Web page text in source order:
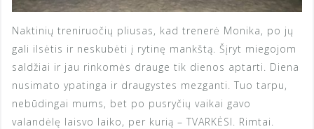
Naktinių treniruočių pliusas, kad trenerė Monika, po jų
gali ilsėtis ir neskubėti į rytinę mankštą. Šįryt miegojom
saldžiai ir jau rinkomės drauge tik dienos aptarti. Diena
nusimato ypatinga ir draugystes mezganti. Tuo tarpu,
nebūdingai mums, bet po pusryčių vaikai gavo
valandėlę laisvo laiko, per kurią – TVARKĖSI. Rimtai.